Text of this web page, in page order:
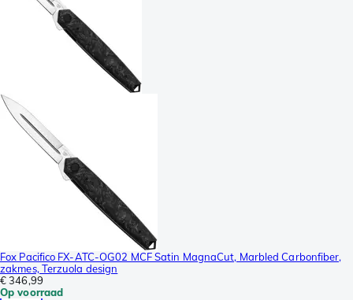
Fox Pacifico FX-ATC-OG02 MCF Satin MagnaCut, Marbled Carbonfiber,
zakmes, Terzuola design
€ 346,99
Op voorraad